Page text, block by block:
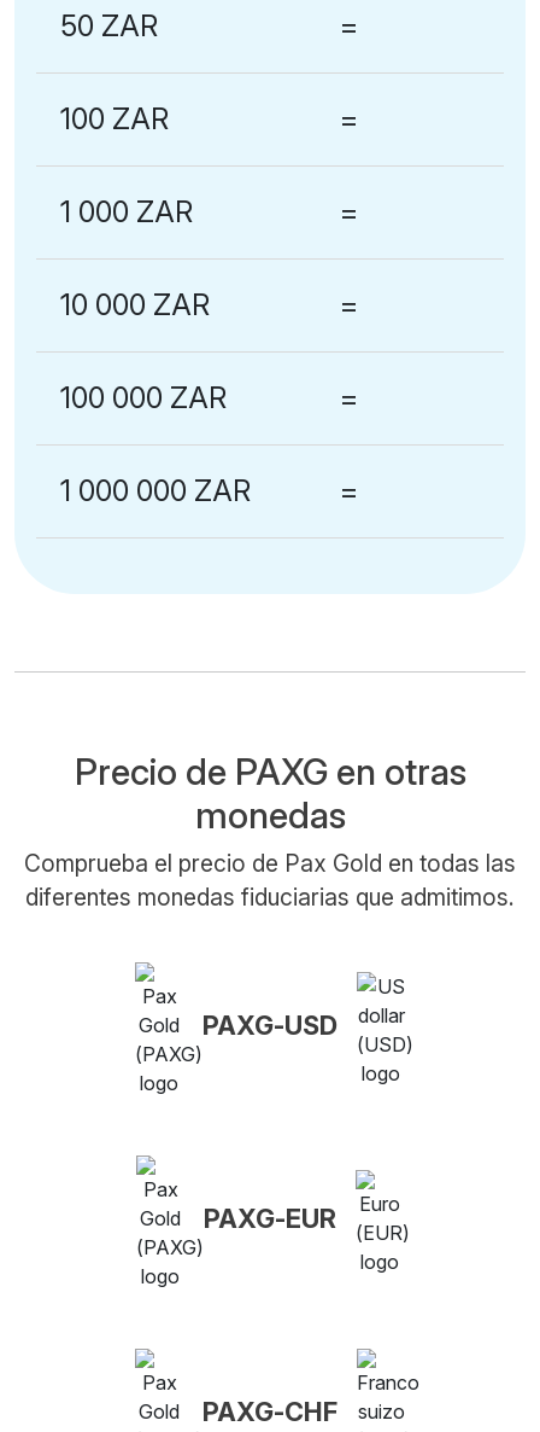
50 ZAR =
100 ZAR =
1 000 ZAR =
10 000 ZAR =
100 000 ZAR =
1 000 000 ZAR =
Precio de PAXG en otras
monedas
Comprueba el precio de Pax Gold en todas las
diferentes monedas fiduciarias que admitimos.
PAXG-USD
PAXG-EUR
PAXG-CHF